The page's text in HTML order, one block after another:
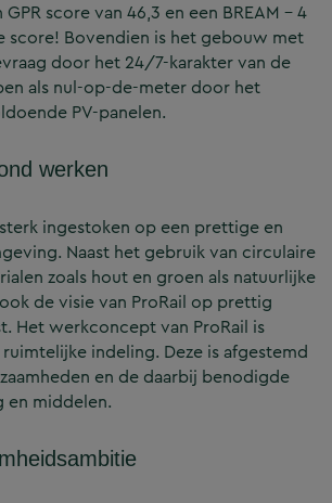
score van 46,3 en een BREAM – 4
score! Bovendien is het gebouw met
door het 24/7-karakter van de
als nul-op-de-meter door het
PV-panelen.
werken
ingestoken op een prettige en
Naast het gebruik van circulaire
zoals hout en groen als natuurlijke
de visie van ProRail op prettig
Het werkconcept van ProRail is
indeling. Deze is afgestemd
en de daarbij benodigde
en middelen.